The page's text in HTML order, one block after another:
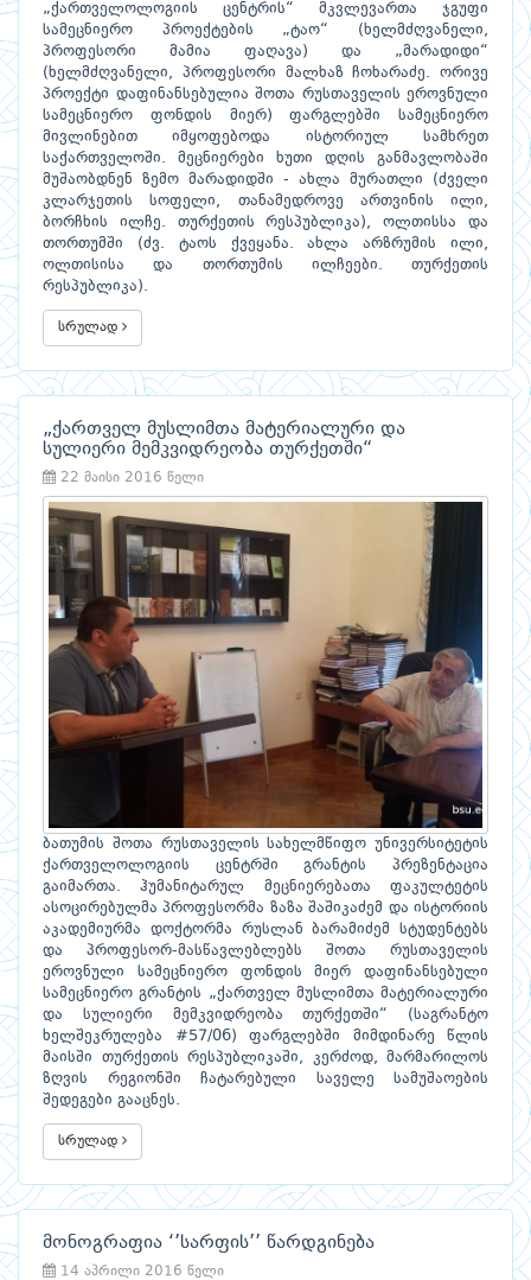
„ქართველოლოგიის ცენტრის“ მკვლევართა ჯგუფი
სამეცნიერო პროექტების „ტაო“ (ხელმძღვანელი,
პროფესორი მამია ფაღავა) და „მარადიდი“
(ხელმძღვანელი, პროფესორი მალხაზ ჩოხარაძე. ორივე
პროექტი დაფინანსებულია შოთა რუსთაველის ეროვნული
სამეცნიერო ფონდის მიერ) ფარგლებში სამეცნიერო
მივლინებით იმყოფებოდა ისტორიულ სამხრეთ
საქართველოში. მეცნიერები ხუთი დღის განმავლობაში
მუშაობდნენ ზემო მარადიდში - ახლა მურათლი (ძველი
კლარჯეთის სოფელი, თანამედროვე ართვინის ილი,
ბორჩხის ილჩე. თურქეთის რესპუბლიკა), ოლთისსა და
თორთუმში (ძვ. ტაოს ქვეყანა. ახლა არზრუმის ილი,
ოლთისისა და თორთუმის ილჩეები. თურქეთის
რესპუბლიკა).
სრულად
„ქართველ მუსლიმთა მატერიალური და
სულიერი მემკვიდრეობა თურქეთში“
22 მაისი 2016 წელი
ბათუმის შოთა რუსთაველის სახელმწიფო უნივერსიტეტის
ქართველოლოგიის ცენტრში გრანტის პრეზენტაცია
გაიმართა. ჰუმანიტარულ მეცნიერებათა ფაკულტეტის
ასოცირებულმა პროფესორმა ზაზა შაშიკაძემ და ისტორიის
აკადემიურმა დოქტორმა რუსლან ბარამიძემ სტუდენტებს
და პროფესორ-მასწავლებლებს შოთა რუსთაველის
ეროვნული სამეცნიერო ფონდის მიერ დაფინანსებული
სამეცნიერო გრანტის „ქართველ მუსლიმთა მატერიალური
და სულიერი მემკვიდრეობა თურქეთში“ (საგრანტო
ხელშეკრულება #57/06) ფარგლებში მიმდინარე წლის
მაისში თურქეთის რესპუბლიკაში, კერძოდ, მარმარილოს
ზღვის რეგიონში ჩატარებული საველე სამუშაოების
შედეგები გააცნეს.
სრულად
მონოგრაფია ‘’სარფის’’ წარდგინება
14 აპრილი 2016 წელი